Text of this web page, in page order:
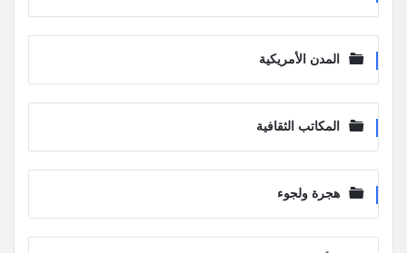
المدن الأمريكية
المكاتب الثقافية
هجرة ولجوء